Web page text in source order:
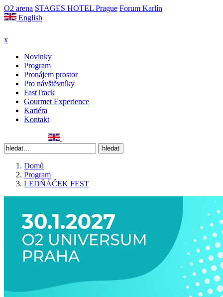
O2 arena STAGES HOTEL Prague Forum Karlín
English
x
Novinky
Program
Pronájem prostor
Pro návštěvníky
FastTrack
Gourmet Experience
Kariéra
Kontakt
Domů
Program
LEDŇÁČEK FEST